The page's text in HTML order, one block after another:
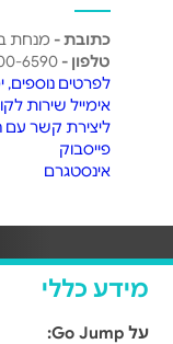
כתובת - מנחת
טלפון -6590
לפרטים נוספים,
אימייל שירות
ליצירת קשר
פייסבוק
אינסטגרם
מידע כללי
על Go Jump: